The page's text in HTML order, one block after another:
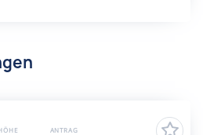
ANTRAG